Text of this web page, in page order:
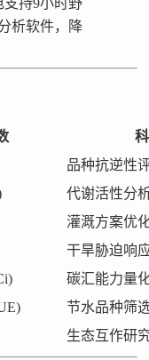
析软件，降
品种抗逆性
代谢活性分
灌溉方案优
干旱胁迫响
碳汇能力量
节水品种筛
生态互作研